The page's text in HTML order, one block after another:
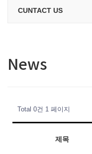
CUNTACT US
News
Total 0건 1 페이지
제목